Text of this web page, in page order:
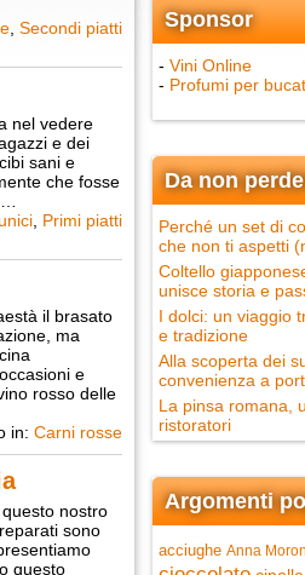
Secondi piatti
nel vedere
e dei
sani e
che fosse
Primi piatti
il brasato
ma
e
rosso delle
in: Carni rosse
nostro
sono
questo
Sponsor
- Vini Online
- Profumi per
Da non
Perché un set di
che non ti aspetti
Coltello
unisce storia e
I dolci: un viaggio
e tradizione
Alla scoperta dei
convenienza a
La pinsa romana,
ristoratori
Argomenti
acciughe Anna